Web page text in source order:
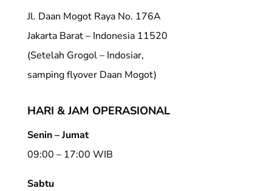
Jl. Daan Mogot Raya No. 176A
Jakarta Barat – Indonesia 11520
(Setelah Grogol – Indosiar,
samping flyover Daan Mogot)
HARI & JAM OPERASIONAL
Senin – Jumat
09:00 – 17:00 WIB
Sabtu